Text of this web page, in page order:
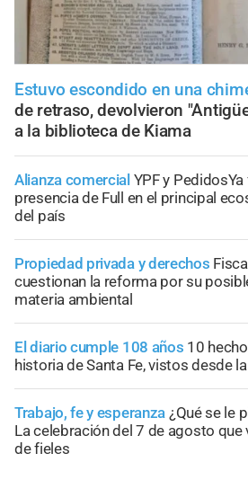
Estuvo escondido en una
de retraso, devolvieron
a la biblioteca de Kiama
Alianza comercial YPF y
presencia de Full en el principal
del país
Propiedad privada y derechos
cuestionan la reforma por su
materia ambiental
El diario cumple 108 años 10
historia de Santa Fe, vistos desde
Trabajo, fe y esperanza ¿Qué se le
La celebración del 7 de agosto que
de fieles